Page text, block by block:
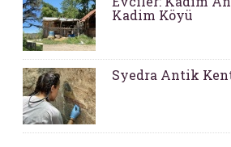
Kadim Köyü
Syedra Antik